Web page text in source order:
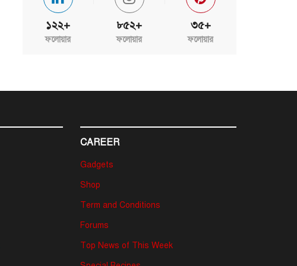
১২২+
ফলোয়ার
৮৫২+
ফলোয়ার
৩৫+
ফলোয়ার
CAREER
Gadgets
Shop
Term and Conditions
Forums
Top News of This Week